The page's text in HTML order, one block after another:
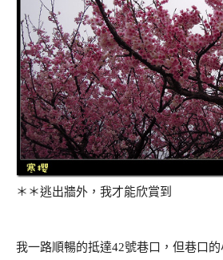
＊＊逃出牆外，我才能欣賞到
我一路順暢的抵達42號巷口，但巷口